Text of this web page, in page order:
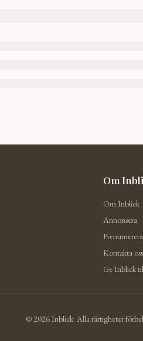
Om
Om Inblick
Annonsera
Prenumerera
Kontakta oss
Ge Inblick
© 2026Inblick. Alla rättigheter